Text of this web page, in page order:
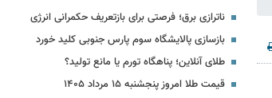
ناترازی برق؛ فرصتی برای بازتعریف حکمرانی انرژی
بازسازی پالایشگاه سوم پارس جنوبی کلید خورد
طلای آنلاین؛ پناهگاه تورم یا مانع تولید؟
قیمت طلا امروز پنجشنبه ۱۵ مرداد ۱۴۰۵